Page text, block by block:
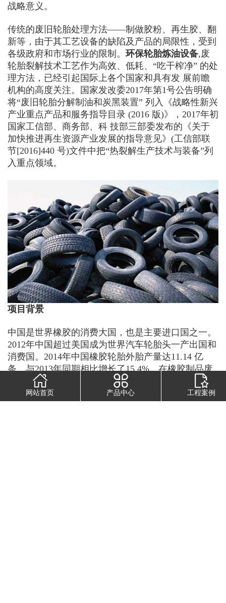
战略意义。
传统的废旧轮胎处理方法——制做胶粉、再生胶、翻
新等，由于其工艺设备的缺陷及产品的局限性，受到
各级政府和市场行业的限制。 环保轮胎炼油设备,废
轮胎裂解技术工艺作为高效、低耗、“吃干榨净” 的处
理方法，已经引起国际上各个国家和具有发 展前瞻
机构的高度关注。国家发改委2017年第1号公告明确
将“废旧轮胎分解制油和炭黑装置” 列入《战略性新兴
产业重点产品和服务指导目录 (2016 版)》，2017年初
国家工信部、商务部、科 技部三部委发布的《关于
加快推进再生资源产业发展的指导意见》(工信部联
节[2016]440 号)文件中把“热裂解生产技术与装备”列
入重点领域。
项目背景
中国是世界橡胶的消费大国，也是主要进口国之一。
2012年中国超过美国成为世界汽车轮胎头一产出国和
消费国。2014年中国橡胶轮胎外胎产量达11.14 亿
条，与2013年同期相比增长了15.4%。在橡胶制品废
弃领域，我国每年的废旧轮胎产生量一直在不断攀
升。2008年，中国废旧轮胎的产生量大约在740万吨
网站首页 产品中心 工程案例